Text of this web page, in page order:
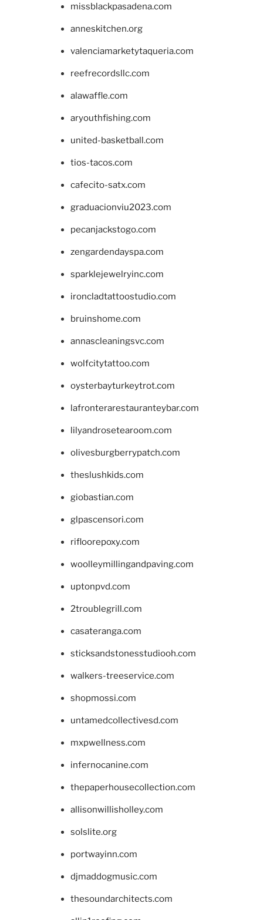
missblackpasadena.com
anneskitchen.org
valenciamarketytaqueria.com
reefrecordsllc.com
alawaffle.com
aryouthfishing.com
united-basketball.com
tios-tacos.com
cafecito-satx.com
graduacionviu2023.com
pecanjackstogo.com
zengardendayspa.com
sparklejewelryinc.com
ironcladtattoostudio.com
bruinshome.com
annascleaningsvc.com
wolfcitytattoo.com
oysterbayturkeytrot.com
lafronterarestauranteybar.com
lilyandrosetearoom.com
olivesburgberrypatch.com
theslushkids.com
giobastian.com
glpascensori.com
rifloorepoxy.com
woolleymillingandpaving.com
uptonpvd.com
2troublegrill.com
casateranga.com
sticksandstonesstudiooh.com
walkers-treeservice.com
shopmossi.com
untamedcollectivesd.com
mxpwellness.com
infernocanine.com
thepaperhousecollection.com
allisonwillisholley.com
solslite.org
portwayinn.com
djmaddogmusic.com
thesoundarchitects.com